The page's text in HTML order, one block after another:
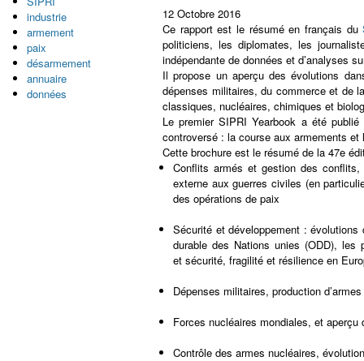
12 Octobre 2016
Ce rapport est le résumé en français du
politiciens, les diplomates, les
indépendante de données et d’analyses
Il propose un aperçu des évolutions
dépenses militaires, du commerce et de
classiques, nucléaires, chimiques et
Le premier SIPRI Yearbook a été
controversé : la course aux armements
Cette brochure est le résumé de la 47e
Conflits armés et gestion des
externe aux guerres civiles (en
des opérations de paix
Sécurité et développement :
durable des Nations unies (ODD), les
et sécurité, fragilité et résilience en
Dépenses militaires, production
Forces nucléaires mondiales, et
Contrôle des armes nucléaires,
industrie
armement
paix
désarmement
annuaire
données